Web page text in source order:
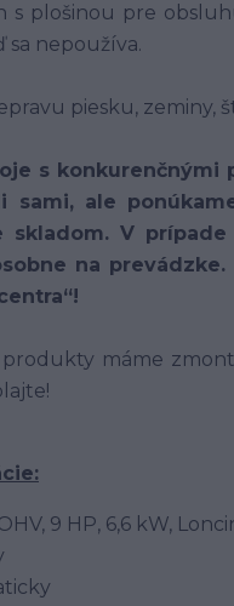
s plošinou pre
sa nepoužíva.
piesku, zeminy,
s
sami, ale
skladom. V
na
máme
9 HP, 6,6 kW,